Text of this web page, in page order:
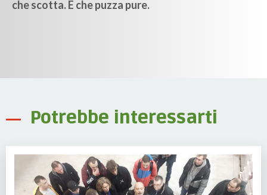
che scotta. E che puzza pure.
Potrebbe interessarti